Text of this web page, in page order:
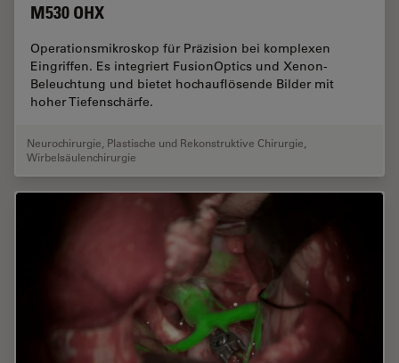
M530 OHX
Operationsmikroskop für Präzision bei komplexen
Eingriffen. Es integriert FusionOptics und Xenon-
Beleuchtung und bietet hochauflösende Bilder mit
hoher Tiefenschärfe.
Neurochirurgie Plastische und Rekonstruktive Chirurgie
Wirbelsäulenchirurgie